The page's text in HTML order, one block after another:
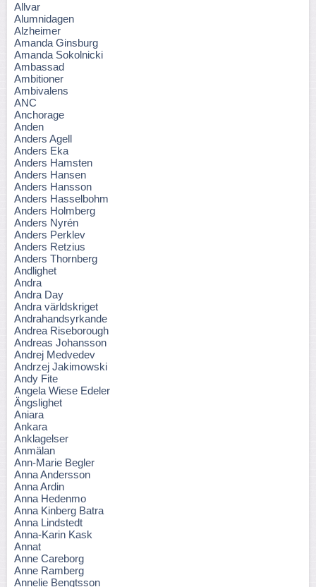
Allvar
Alumnidagen
Alzheimer
Amanda Ginsburg
Amanda Sokolnicki
Ambassad
Ambitioner
Ambivalens
ANC
Anchorage
Anden
Anders Agell
Anders Eka
Anders Hamsten
Anders Hansen
Anders Hansson
Anders Hasselbohm
Anders Holmberg
Anders Nyrén
Anders Perklev
Anders Retzius
Anders Thornberg
Andlighet
Andra
Andra Day
Andra världskriget
Andrahandsyrkande
Andrea Riseborough
Andreas Johansson
Andrej Medvedev
Andrzej Jakimowski
Andy Fite
Angela Wiese Edeler
Ängslighet
Aniara
Ankara
Anklagelser
Anmälan
Ann-Marie Begler
Anna Andersson
Anna Ardin
Anna Hedenmo
Anna Kinberg Batra
Anna Lindstedt
Anna-Karin Kask
Annat
Anne Careborg
Anne Ramberg
Annelie Bengtsson